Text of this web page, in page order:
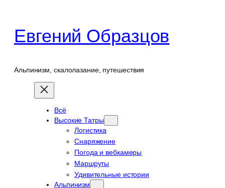
содержимому
Евгений Образцов
Альпинизм, скалолазание, путешествия
Всё
Высокие Татры
Логистика
Снаряжение
Погода и вебкамеры
Маршруты
Удивительные истории
Альпинизм